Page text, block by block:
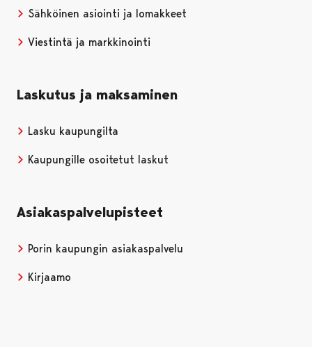
Sähköinen asiointi ja lomakkeet
Viestintä ja markkinointi
Laskutus ja maksaminen
Lasku kaupungilta
Kaupungille osoitetut laskut
Asiakaspalvelupisteet
Porin kaupungin asiakaspalvelu
Kirjaamo